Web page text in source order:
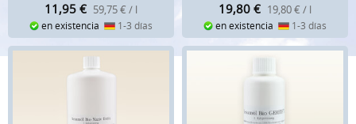
11,95 € 59,75 € / l
en existencia 1-3 días
19,80 € 19,80 € / l
en existencia 1-3 días